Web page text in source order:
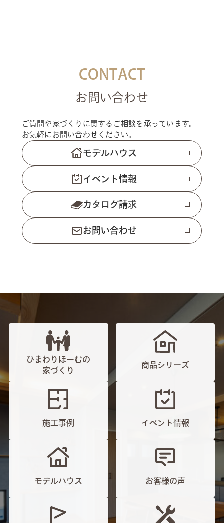
CONTACT
お問い合わせ
ご質問や家づくりに関するご相談を承っています。
お気軽にお問い合わせください。
モデルハウス
イベント情報
カタログ請求
お問い合わせ
ひまわりほーむの
家づくり
商品シリーズ
施工事例 イベント情報
モデルハウス お客様の声